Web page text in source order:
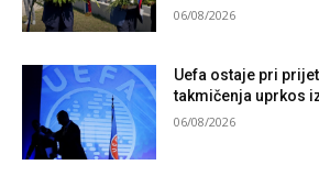
06/08/2026
Uefa ostaje pri
takmičenja uprkos
06/08/2026